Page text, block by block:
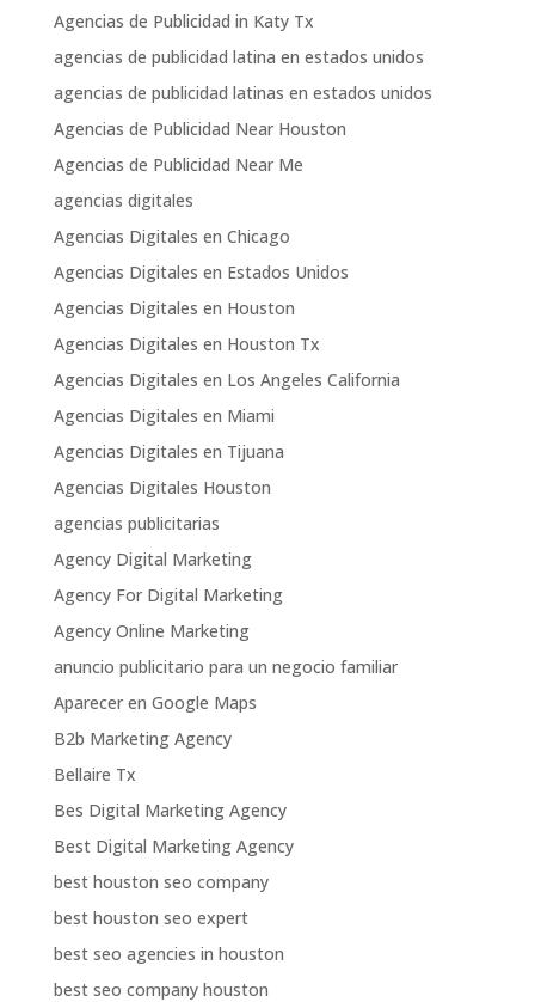
Agencias de Publicidad in Katy Tx
agencias de publicidad latina en estados unidos
agencias de publicidad latinas en estados unidos
Agencias de Publicidad Near Houston
Agencias de Publicidad Near Me
agencias digitales
Agencias Digitales en Chicago
Agencias Digitales en Estados Unidos
Agencias Digitales en Houston
Agencias Digitales en Houston Tx
Agencias Digitales en Los Angeles California
Agencias Digitales en Miami
Agencias Digitales en Tijuana
Agencias Digitales Houston
agencias publicitarias
Agency Digital Marketing
Agency For Digital Marketing
Agency Online Marketing
anuncio publicitario para un negocio familiar
Aparecer en Google Maps
B2b Marketing Agency
Bellaire Tx
Bes Digital Marketing Agency
Best Digital Marketing Agency
best houston seo company
best houston seo expert
best seo agencies in houston
best seo company houston